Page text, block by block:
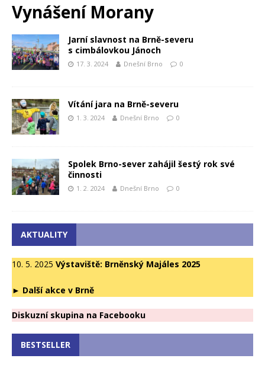
Vynášení Morany
Jarní slavnost na Brně-severu
s cimbálovkou Jánoch
17. 3. 2024 Dnešní Brno 0
Vítání jara na Brně-severu
1. 3. 2024 Dnešní Brno 0
Spolek Brno-sever zahájil šestý rok své
činnosti
1. 2. 2024 Dnešní Brno 0
AKTUALITY
10. 5. 2025 Výstaviště: Brněnský Majáles 2025
► Další akce v Brně
Diskuzní skupina na Facebooku
BESTSELLER